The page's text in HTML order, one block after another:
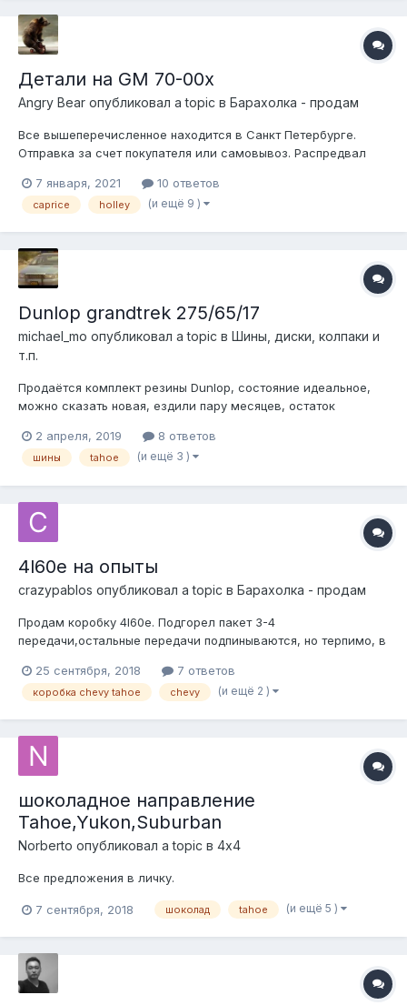
город....
Детали на GM 70-00х
Angry Bear опубликовал a topic в Барахолка - продам
Все вышеперечисленное находится в Санкт Петербурге.
Отправка за счет покупателя или самовывоз. Распредвал
(бу) 3000р Кусочек Holley 80509 4bbl 750cfm привод
вторичных заслонок вакуум. Новый (просто запылился).
7 января, 2021 10 ответов
caprice holley (и ещё 9 )
Dunlop grandtrek 275/65/17
michael_mo опубликовал a topic в Шины, диски, колпаки и
т.п.
Продаётся комплект резины Dunlop, состояние идеальное,
можно сказать новая, ездили пару месяцев, остаток
по номеру 8-9О3-214-65-64. Борис, посмотреть и забрать
посёлок Малаховка, (17км от МКАД по новорязанскому
2 апреля, 2019 8 ответов
шины tahoe (и ещё 3 )
4l60e на опыты
crazypablos опубликовал a topic в Барахолка - продам
Продам коробку 4l60e. Подгорел пакет 3-4
передачи,остальные передачи подпинываются, но терпимо, в
встрече приветствуется
25 сентября, 2018 7 ответов
коробка chevy tahoe chevy (и ещё 2 )
шоколадное направление
Tahoe,Yukon,Suburban
Norberto опубликовал a topic в 4х4
Все предложения в личку.
7 сентября, 2018 шоколад tahoe (и ещё 5 )